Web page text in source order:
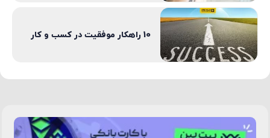
10 راهکار موفقیت در کسب و کار